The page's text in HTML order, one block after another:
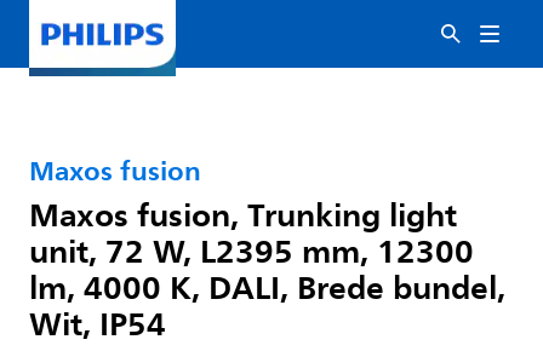
Maxos fusion
Maxos fusion, Trunking light
unit, 72 W, L2395 mm, 12300
lm, 4000 K, DALI, Brede bundel,
Wit, IP54